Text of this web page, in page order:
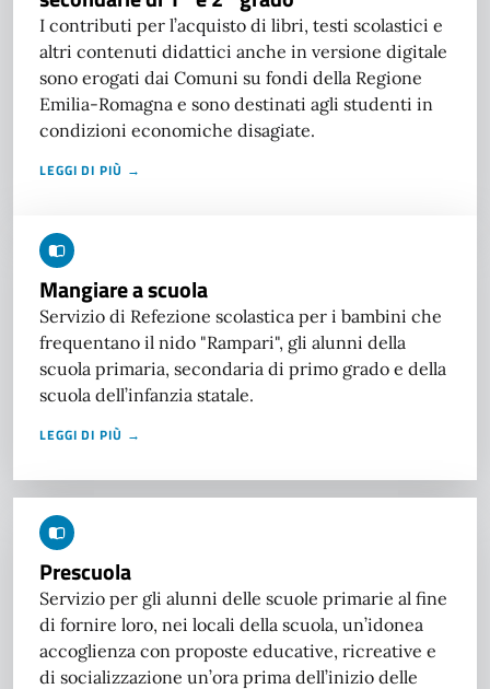
I contributi per l’acquisto di libri, testi scolastici e
altri contenuti didattici anche in versione digitale
sono erogati dai Comuni su fondi della Regione
Emilia-Romagna e sono destinati agli studenti in
condizioni economiche disagiate.
LEGGI DI PIÙ →
Mangiare a scuola
Servizio di Refezione scolastica per i bambini che
frequentano il nido "Rampari", gli alunni della
scuola primaria, secondaria di primo grado e della
scuola dell’infanzia statale.
LEGGI DI PIÙ →
Prescuola
Servizio per gli alunni delle scuole primarie al fine
di fornire loro, nei locali della scuola, un’idonea
accoglienza con proposte educative, ricreative e
di socializzazione un’ora prima dell’inizio delle